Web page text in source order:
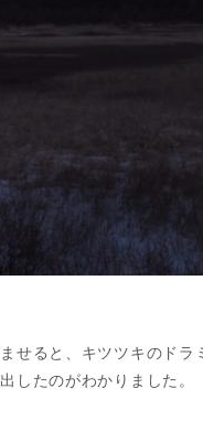
ると、キツツキのドラ
したのがわかりました。